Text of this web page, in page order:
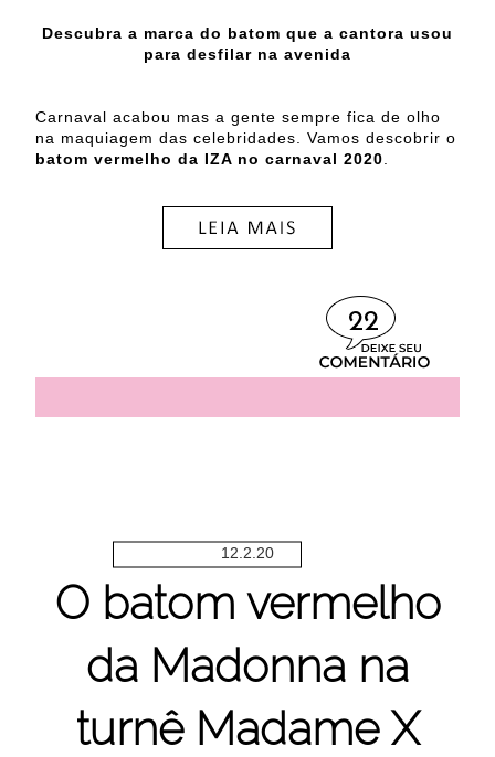
Descubra a marca do batom que a cantora usou
para desfilar na avenida
Carnaval acabou mas a gente sempre fica de olho
na maquiagem das celebridades. Vamos descobrir o
batom vermelho da IZA no carnaval 2020
22
12.2.20
O batom vermelho
da Madonna na
turnê Madame X